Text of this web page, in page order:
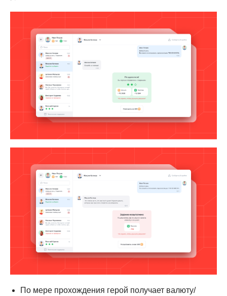
По мере прохождения герой получает валюту/